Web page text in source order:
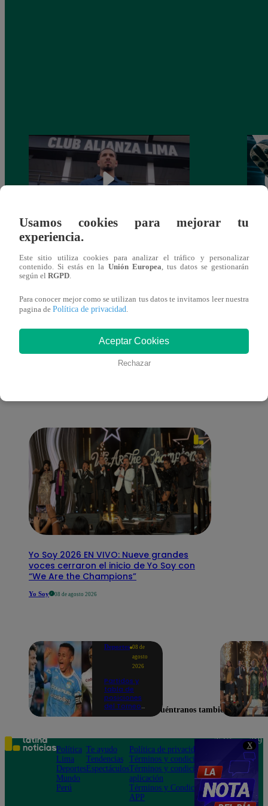
X
como nuevo fichaje para el Torneo
Clausura 2025
También te puede
Yo Soy 2026 EN VIVO: Nueve grandes
voces cerraron el inicio de Yo Soy con
“We Are the Champions”
Yo Soy 08 de agosto 2026
Deportes 08 de
agosto
2026
Partidos y
tabla de
posiciones
del Torneo
en la fecha 4
Usamos cookies para mejorar tu
experiencia.
Este sitio utiliza cookies para analizar el tráfico y personalizar
contenido. Si estás en la Unión Europea , tus datos se gestionarán
según el RGPD
Para conocer mejor como se utilizan tus datos te invitamos leer nuestra
pagina de Política de privacidad
Aceptar Cookies
Rechazar
Encuéntranos también en
Política
Lima
Deportes
Mundo
Perú
Te ayudo
Tendencias
Espectáculos
Política de privacidad
Términos y condiciones
Términos y condiciones
aplicación
Términos y Condiciones
APP
Teléfono: 219
Av. San
Felipe 968
Jesús María